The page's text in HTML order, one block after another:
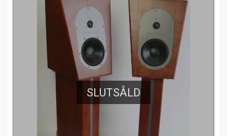
SLUTSÅLD